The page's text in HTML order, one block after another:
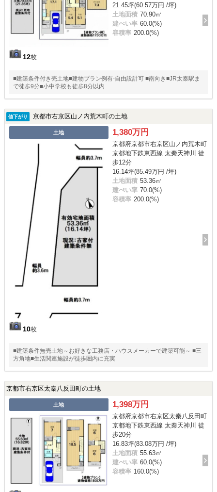
12枚
21.45坪(60.57万円 /坪)
土地面積 70.90㎡
建ぺい率 60.0(%)
容積率 200.0(%)
■建築条件付き売土地■建物プラン例有-自由設計可 ■南向き■JR太秦駅ま
で徒歩9分■小中学校も徒歩8分以内
値下がり 京都市右京区山ノ内荒木町の土地
土地
10枚
1,380万円
京都府京都市右京区山ノ内荒木町
京都地下鉄東西線 太秦天神川 徒
歩12分
16.14坪(85.49万円 /坪)
土地面積 53.36㎡
建ぺい率 70.0(%)
容積率 200.0(%)
■建築条件無売土地～お好きな工務店・ハウスメーカーで建築可能～ ■三
方角地■生活関連施設が徒歩圏内に充実
京都市右京区太秦八反田町の土地
土地 1,398万円
京都府京都市右京区太秦八反田町
京都地下鉄東西線 太秦天神川 徒
歩20分
16.83坪(83.08万円 /坪)
土地面積 55.63㎡
建ぺい率 60.0(%)
容積率 160.0(%)